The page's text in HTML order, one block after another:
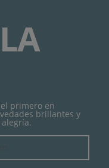
primero en
brillantes y